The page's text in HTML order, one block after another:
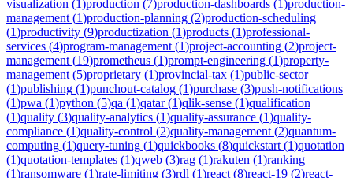
visualization (1)production (7)production-dashboards (1)production-
management (1)production-planning (2)production-scheduling
(1)productivity (9)productization (1)products (1)professional-
services (4)program-management (1)project-accounting (2)project-
management (19)prometheus (1)prompt-engineering (1)property-
management (5)proprietary (1)provincial-tax (1)public-sector
(1)publishing (1)punchout-catalog (1)purchase (3)push-notifications
(1)pwa (1)python (5)qa (1)qatar(1)qlik-sense (1)qualification
(1)quality (3)quality-analytics (1)quality-assurance (1)quality-
compliance (1)quality-control (2)quality-management (2)quantum-
computing (1)query-tuning (1)quickbooks (8)quickstart (1)quotation
(1)quotation-templates (1)qweb (3)rag (1)rakuten (1)ranking
(1)ransomware (1)rate-limiting (3)rdl (1)react (8)react-19 (2)react-